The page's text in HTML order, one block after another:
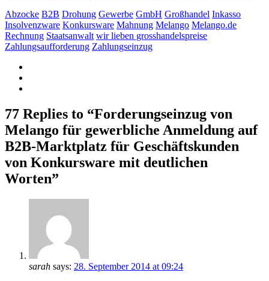
Abzocke B2B Drohung Gewerbe GmbH Großhandel Inkasso
Insolvenzware Konkursware Mahnung Melango Melango.de
Rechnung Staatsanwalt wir lieben grosshandelspreise
Zahlungsaufforderung Zahlungseinzug
77 Replies to “Forderungseinzug von
Melango für gewerbliche Anmeldung auf
B2B-Marktplatz für Geschäftskunden
von Konkursware mit deutlichen
Worten”
sarah says: 28. September 2014 at 09:24